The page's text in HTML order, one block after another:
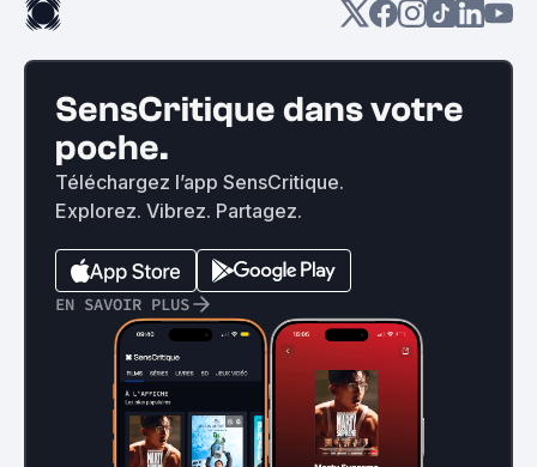
SensCritique dans votre
poche.
Téléchargez l’app SensCritique.
Explorez. Vibrez. Partagez.
EN SAVOIR PLUS